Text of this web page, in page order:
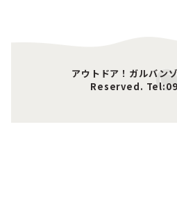
アウトドア！ガルバ
Reserved.